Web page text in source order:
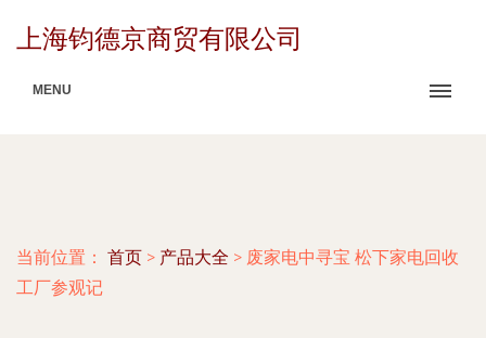
上海钧德京商贸有限公司
MENU
当前位置： 首页 > 产品大全 > 废家电中寻宝 松下家电回收
工厂参观记